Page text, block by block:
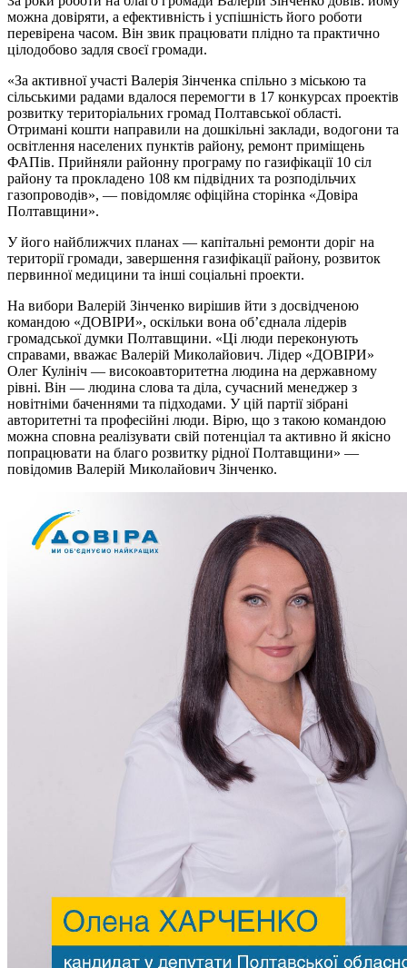
можна довіряти, а ефективність і успішність його роботи
перевірена часом. Він звик працювати плідно та практично
цілодобово задля своєї громади.
«За активної участі Валерія Зінченка спільно з міською та
сільськими радами вдалося перемогти в 17 конкурсах проектів
розвитку територіальних громад Полтавської області.
Отримані кошти направили на дошкільні заклади, водогони та
освітлення населених пунктів району, ремонт приміщень
ФАПів. Прийняли районну програму по газифікації 10 сіл
району та прокладено 108 км підвідних та розподільчих
газопроводів», — повідомляє офіційна сторінка «Довіра
Полтавщини».
У його найближчих планах — капітальні ремонти доріг на
території громади, завершення газифікації району, розвиток
первинної медицини та інші соціальні проекти.
На вибори Валерій Зінченко вирішив йти з досвідченою
командою «ДОВІРИ», оскільки вона об’єднала лідерів
громадської думки Полтавщини. «Ці люди переконують
справами, вважає Валерій Миколайович. Лідер «ДОВІРИ»
Олег Кулініч — високоавторитетна людина на державному
рівні. Він — людина слова та діла, сучасний менеджер з
новітніми баченнями та підходами. У цій партії зібрані
авторитетні та професійні люди. Вірю, що з такою командою
можна сповна реалізувати свій потенціал та активно й якісно
попрацювати на благо розвитку рідної Полтавщини» —
повідомив Валерій Миколайович Зінченко.